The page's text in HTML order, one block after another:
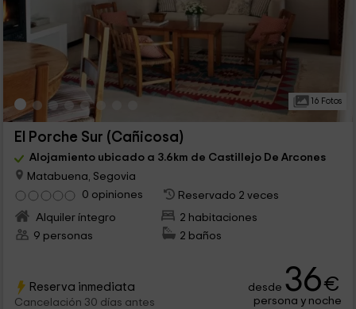
16 Fotos
El Porche Sur (Cañicosa)
Alojamiento ubicado a 3.6km de Castillejo De Arcones
Matabuena, Segovia
0 opiniones
Reservado 2 veces
Alquiler íntegro
2 habitaciones
9 personas
2 baños
Reserva inmediata
Cancelación 30 días antes
desde 36€
persona y noche